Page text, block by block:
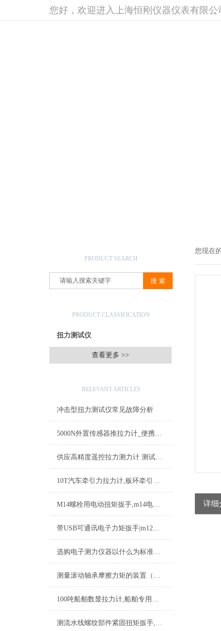
您好，欢迎进入上海恒刚仪器仪表有限公
PRODUCT SEARCH
PRODUCT CLASSIFICATION
扭力测试仪
查看更多 >>
RELEVANT ARTICLES
冲击型扭力测试仪常见故障分析
5000N外置传感器推拉力计_便携式拉力计品牌_数据存储数显电子测力计
供应高精度遥控拉力测力计 测试范围0.01-1T 2T 3T
10T汽车牵引力拉力计,板环牵引力拉力计,汽车牵引拉力测试仪
M14螺栓用电动扭矩扳手,m14电动扭矩扳手国产品牌
带USB可通讯电子力矩扳手|m12电子力矩扳手可通讯带USB
选购电子测力仪器以什么为标准，你知道多少呢？上海恒刚告诉你！
测量滚动轴承摩擦力矩的装置（电动动态力矩测量仪）
100吨船舶数显拉力计,船舶专用数显拉力计厂家
测流水线螺纹部件紧固扭矩扳手,数显测力扭矩扳手
您现在
详细